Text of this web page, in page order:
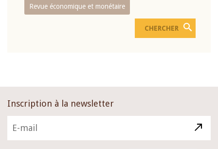
Revue économique et monétaire
Inscription à la newsletter